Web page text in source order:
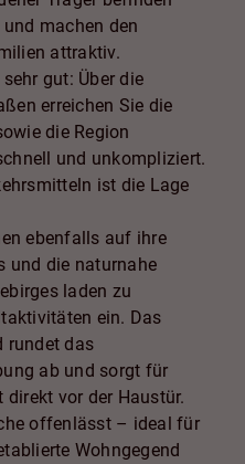
machen den
attraktiv.
gut: Über die
erreichen Sie die
die Region
und unkompliziert.
ist die Lage
ebenfalls auf ihre
und die naturnahe
laden zu
ein. Das
rundet das
ab und sorgt für
vor der Haustür.
offenlässt – ideal für
Wohngegend